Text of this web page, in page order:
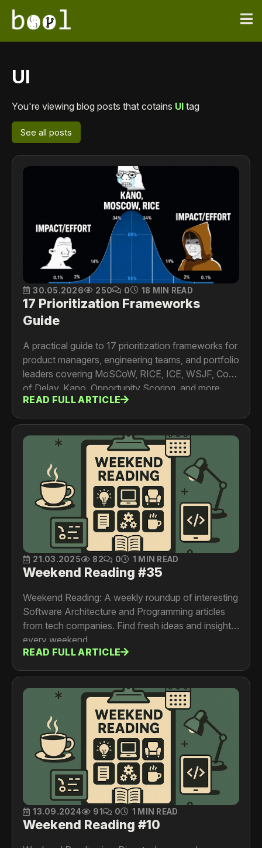
UI
You're viewing blog posts that cotains UI tag
See all posts
30.05.2026 250 0 18 MIN READ
17 Prioritization Frameworks
Guide
A practical guide to 17 prioritization frameworks for
product managers, engineering teams, and portfolio
leaders covering MoSCoW, RICE, ICE, WSJF, Cost
of Delay, Kano, Opportunity Scoring, and more.
Includes formulas, worked examples, limitations,
and a framework selection guide.
READ FULL ARTICLE
21.03.2025 82 0 1 MIN READ
Weekend Reading #35
Weekend Reading: A weekly roundup of interesting
Software Architecture and Programming articles
from tech companies. Find fresh ideas and insights
every weekend.
READ FULL ARTICLE
13.09.2024 91 0 1 MIN READ
Weekend Reading #10